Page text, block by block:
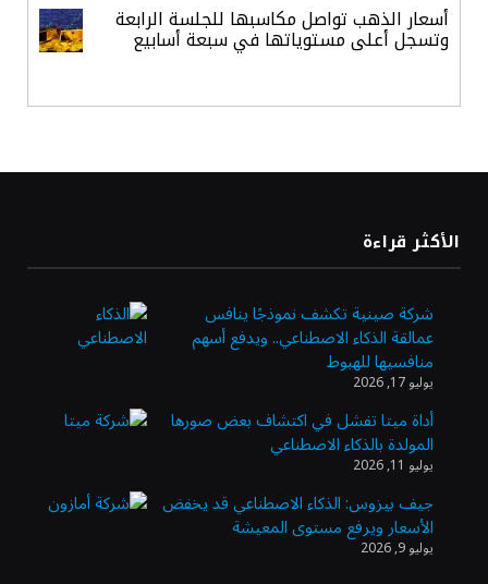
أسعار الذهب تواصل مكاسبها للجلسة الرابعة
وتسجل أعلى مستوياتها في سبعة أسابيع
«طيران الرياض» يدشن أولى رحلاته إلى مومباي
ويضيف الوجهة التشغيلية الثامنة
وزير الاستثمار: الموافقة على رخصة مزاولة
الأنشطة المالية عابرة الحدود تطوير للبيئة
الاستثمارية
الذهب يسجل أعلى مستوى في أسبوعين بدعم
من تراجع الدولار
الدولار الأمريكي يتراجع قرب أدنى مستوياته
الأكثر قراءة
شركة صينية تكشف نموذجًا ينافس
عمالقة الذكاء الاصطناعي.. ويدفع أسهم
منافسيها للهبوط
يوليو 17, 2026
أداة ميتا تفشل في اكتشاف بعض صورها
المولدة بالذكاء الاصطناعي
يوليو 11, 2026
جيف بيزوس: الذكاء الاصطناعي قد يخفض
الأسعار ويرفع مستوى المعيشة
يوليو 9, 2026